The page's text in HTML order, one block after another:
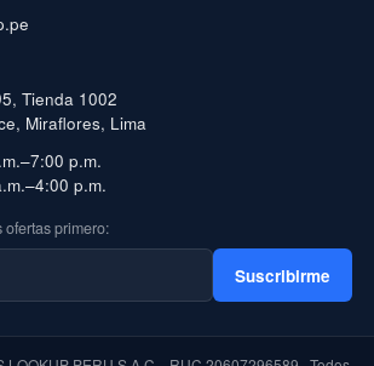
Tienda 1002
Miraflores, Lima
p.m.
p.m.
ofertas primero:
Suscribirme